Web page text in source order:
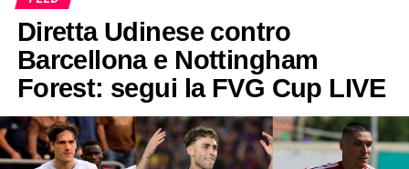
Diretta Udinese contro
Barcellona e Nottingham
Forest: segui la FVG Cup LIVE